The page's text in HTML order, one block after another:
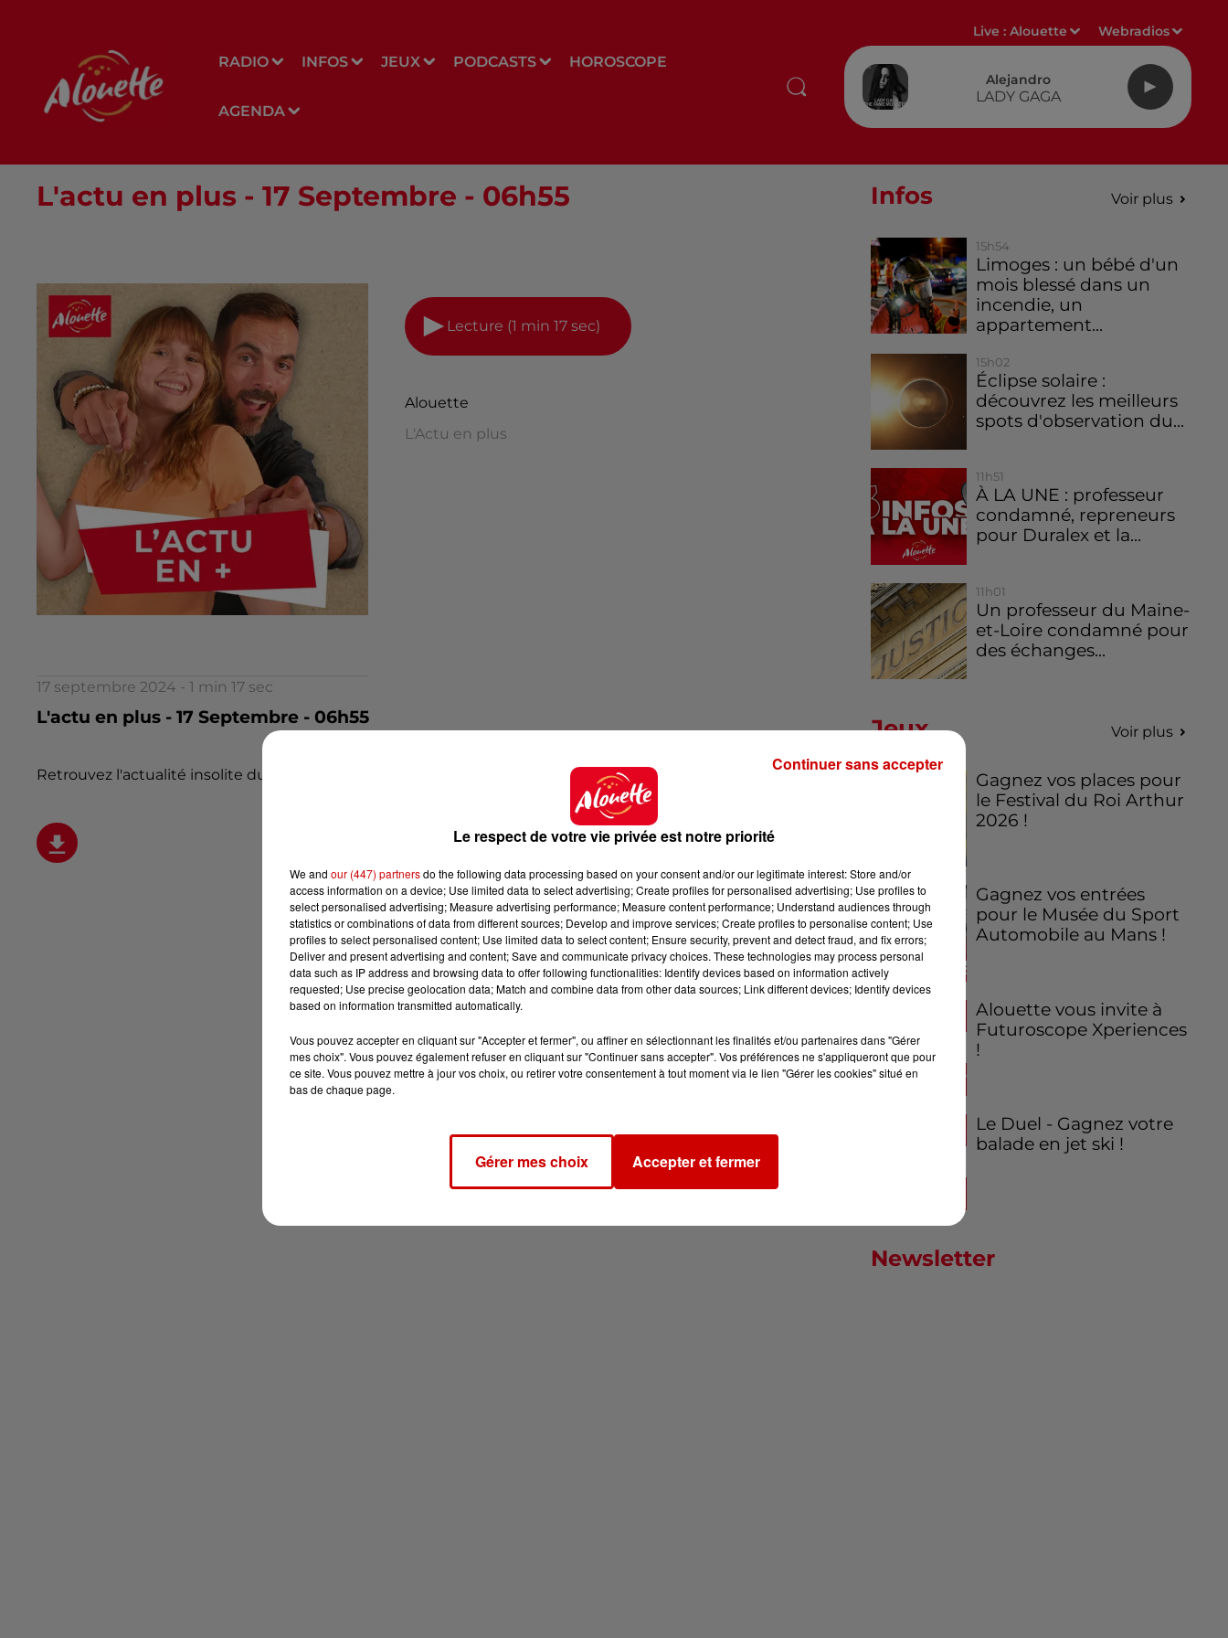
RADIO INFOS JEUX PODCASTS HOROSCOPE
AGENDA
Live :Alouette Webradios
Alejandro
LADY GAGA
L'actu en plus - 17 Septembre - 06h55
Lecture (1 min 17 sec)
Alouette
L'Actu en plus
17 septembre 2024 - 1 min 17 sec
L'actu en plus - 17 Septembre - 06h55
Retrouvez l'actualité insolite du jour dans l 'Actu en Plus à 6h55 !
Infos Voir plus
15h54
Limoges : un bébé d'un
mois blessé dans un
incendie, un
appartement...
15h02
Éclipse solaire :
découvrez les meilleurs
spots d'observation du...
11h51
À LA UNE : professeur
condamné, repreneurs
pour Duralex et la...
11h01
Un professeur du Maine-
et-Loire condamné pour
des échanges...
Jeux Voir plus
Gagnez vos places pour
le Festival du Roi Arthur
2026 !
Gagnez vos entrées
pour le Musée du Sport
Automobile au Mans !
Alouette vous invite à
Futuroscope Xperiences
!
Le Duel - Gagnez votre
balade en jet ski !
Newsletter
Le respect de votre vie privée est notre priorité
We and our (447) partnersdo the following data processing based on your consent and/or our legitimate interest: Store and/or
access information on a device; Use limited data to select advertising; Create profiles for personalised advertising; Use profiles to
select personalised advertising; Measure advertising performance; Measure content performance; Understand audiences through
statistics or combinations of data from different sources; Develop and improve services; Create profiles to personalise content; Use
profiles to select personalised content; Use limited data to select content; Ensure security, prevent and detect fraud, and fix errors;
Deliver and present advertising and content; Save and communicate privacy choices. These technologies may process personal
data such as IP address and browsing data to offer following functionalities: Identify devices based on information actively
requested; Use precise geolocation data; Match and combine data from other data sources; Link different devices; Identify devices
based on information transmitted automatically.
Vous pouvez accepter en cliquant sur "Accepter et fermer", ou affiner en sélectionnant les finalités et/ou partenaires dans "Gérer
mes choix". Vous pouvez également refuser en cliquant sur "Continuer sans accepter". Vos préférences ne s'appliqueront que pour
ce site. Vous pouvez mettre à jour vos choix, ou retirer votre consentement à tout moment via le lien "Gérer les cookies" situé en
bas de chaque page.
Gérer mes choix Accepter et fermer
Continuer sans accepter